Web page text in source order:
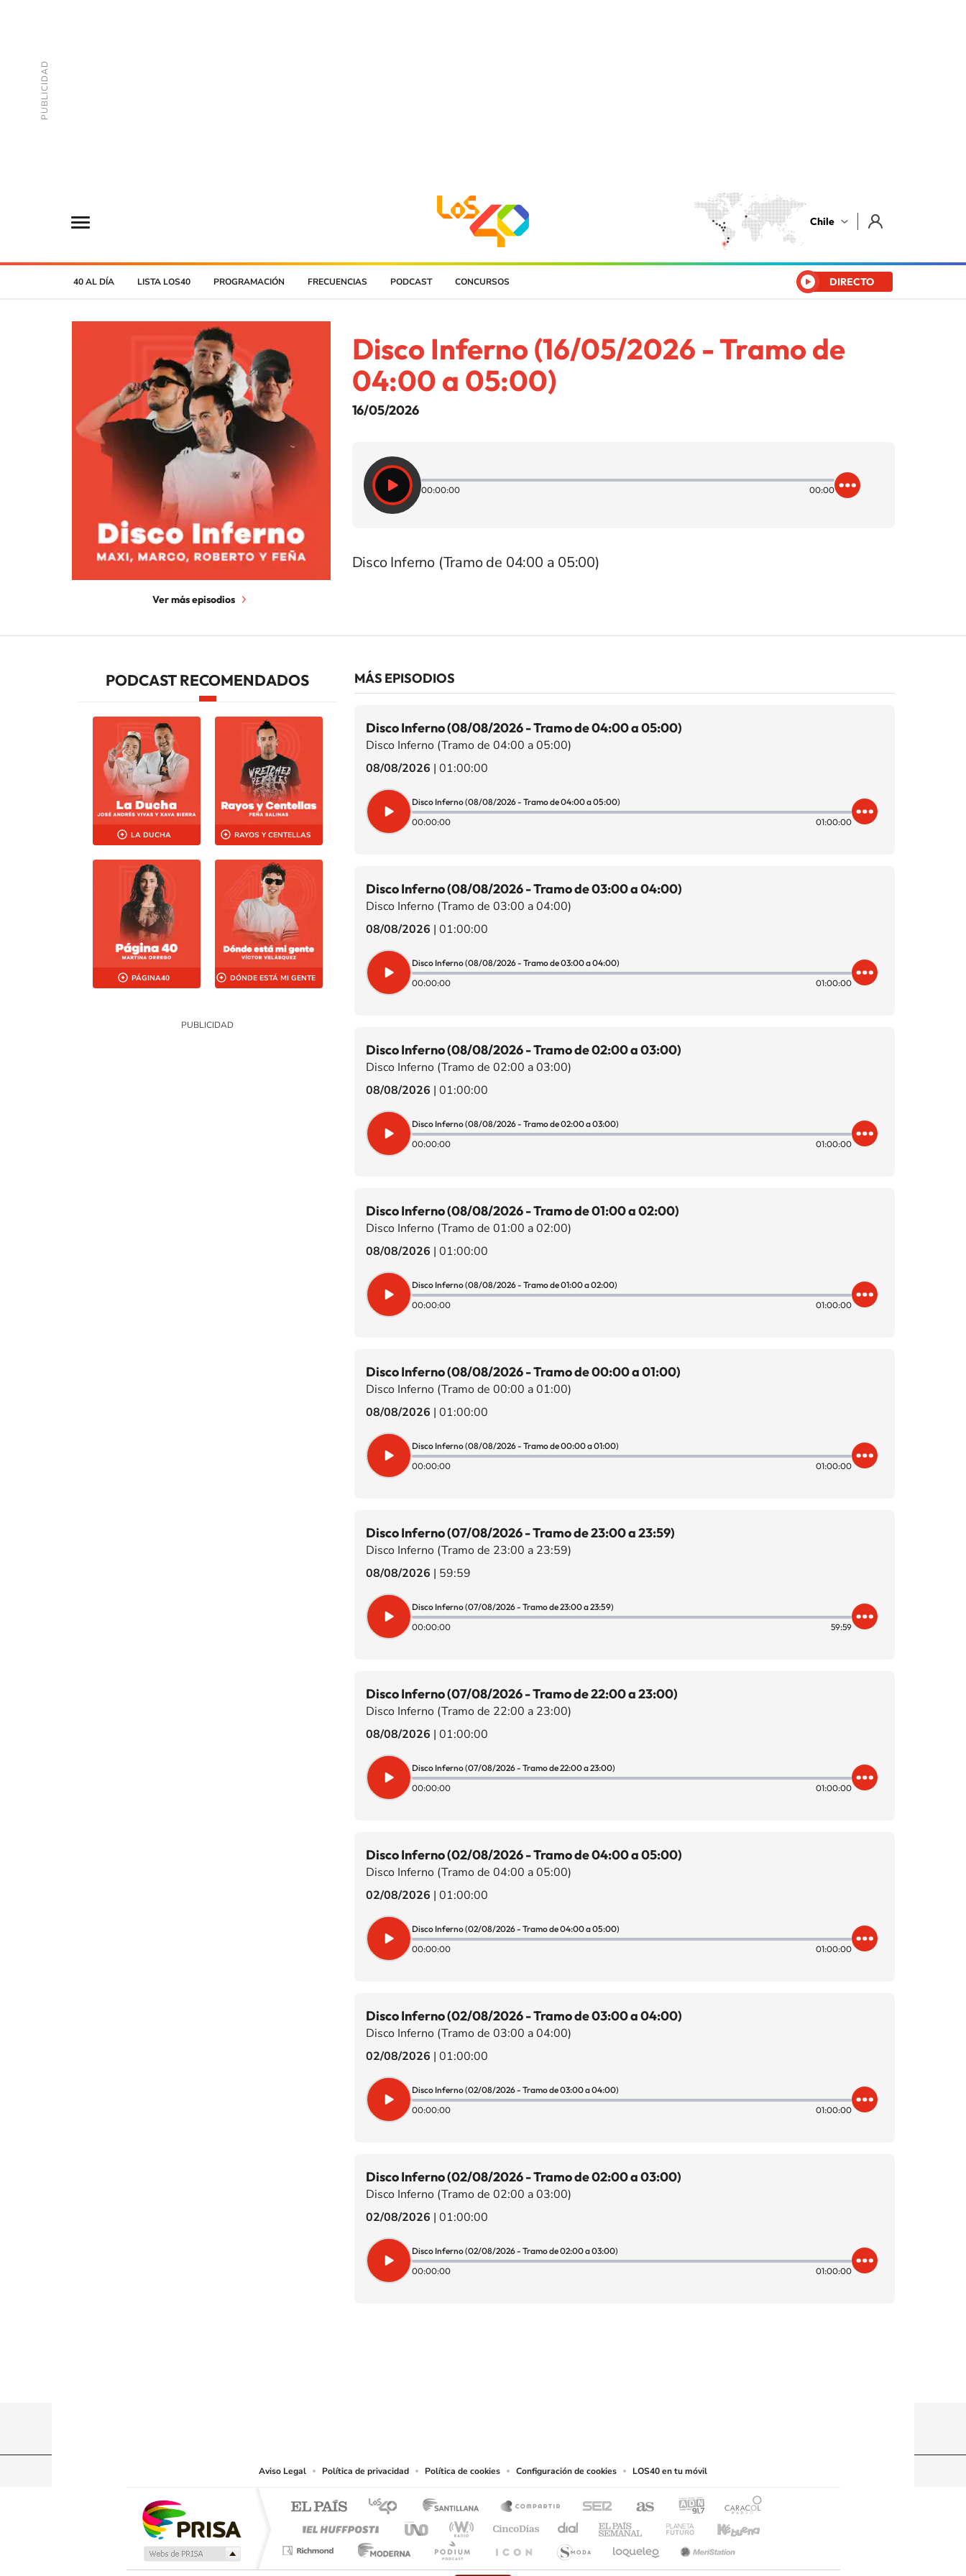
Chile
40 AL DÍA LISTA LOS40 PROGRAMACIÓN FRECUENCIAS PODCAST CONCURSOS DIRECTO
Ver más episodios
Disco Inferno (16/05/2026 - Tramo de
04:00 a 05:00)
16/05/2026
00:00:00 00:00
Disco Inferno (Tramo de 04:00 a 05:00)
MÁS EPISODIOS
Disco Inferno (08/08/2026 - Tramo de 04:00 a 05:00)
Disco Inferno (Tramo de 04:00 a 05:00)
08/08/2026 | 01:00:00
Disco Inferno (08/08/2026 - Tramo de 04:00 a 05:00)
00:00:00
01:00:00
Disco Inferno (08/08/2026 - Tramo de 03:00 a 04:00)
Disco Inferno (Tramo de 03:00 a 04:00)
08/08/2026 | 01:00:00
Disco Inferno (08/08/2026 - Tramo de 03:00 a 04:00)
00:00:00
01:00:00
Disco Inferno (08/08/2026 - Tramo de 02:00 a 03:00)
Disco Inferno (Tramo de 02:00 a 03:00)
08/08/2026 | 01:00:00
Disco Inferno (08/08/2026 - Tramo de 02:00 a 03:00)
00:00:00
01:00:00
Disco Inferno (08/08/2026 - Tramo de 01:00 a 02:00)
Disco Inferno (Tramo de 01:00 a 02:00)
08/08/2026 | 01:00:00
Disco Inferno (08/08/2026 - Tramo de 01:00 a 02:00)
00:00:00
01:00:00
Disco Inferno (08/08/2026 - Tramo de 00:00 a 01:00)
Disco Inferno (Tramo de 00:00 a 01:00)
08/08/2026 | 01:00:00
Disco Inferno (08/08/2026 - Tramo de 00:00 a 01:00)
00:00:00
01:00:00
Disco Inferno (07/08/2026 - Tramo de 23:00 a 23:59)
Disco Inferno (Tramo de 23:00 a 23:59)
08/08/2026 | 59:59
Disco Inferno (07/08/2026 - Tramo de 23:00 a 23:59)
00:00:00
59:59
Disco Inferno (07/08/2026 - Tramo de 22:00 a 23:00)
Disco Inferno (Tramo de 22:00 a 23:00)
08/08/2026 | 01:00:00
Disco Inferno (07/08/2026 - Tramo de 22:00 a 23:00)
00:00:00
01:00:00
Disco Inferno (02/08/2026 - Tramo de 04:00 a 05:00)
Disco Inferno (Tramo de 04:00 a 05:00)
02/08/2026 | 01:00:00
Disco Inferno (02/08/2026 - Tramo de 04:00 a 05:00)
00:00:00
01:00:00
Disco Inferno (02/08/2026 - Tramo de 03:00 a 04:00)
Disco Inferno (Tramo de 03:00 a 04:00)
02/08/2026 | 01:00:00
Disco Inferno (02/08/2026 - Tramo de 03:00 a 04:00)
00:00:00
01:00:00
Disco Inferno (02/08/2026 - Tramo de 02:00 a 03:00)
Disco Inferno (Tramo de 02:00 a 03:00)
02/08/2026 | 01:00:00
Disco Inferno (02/08/2026 - Tramo de 02:00 a 03:00)
00:00:00
01:00:00
PODCAST RECOMENDADOS
LA DUCHA RAYOS Y CENTELLAS
PÁGINA40 DÓNDE ESTÁ MI GENTE
Aviso Legal Política de privacidad Política de cookies Configuración de cookies LOS40 en tu móvil